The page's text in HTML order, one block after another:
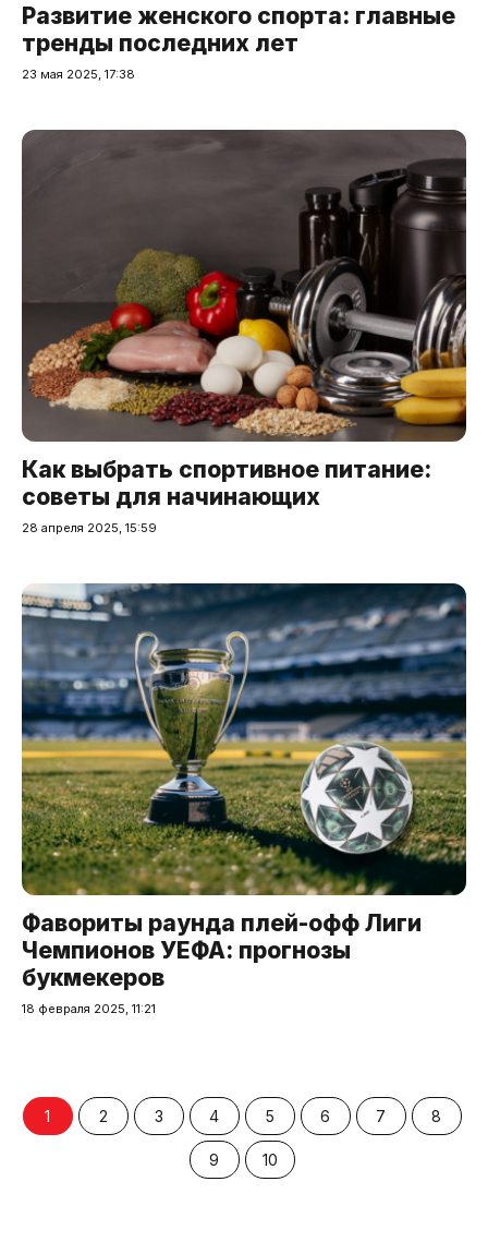
Развитие женского спорта: главные
тренды последних лет
23 мая 2025, 17:38
Как выбрать спортивное питание:
советы для начинающих
28 апреля 2025, 15:59
Фавориты раунда плей-офф Лиги
Чемпионов УЕФА: прогнозы
букмекеров
18 февраля 2025, 11:21
1 2 3 4 5 6 7 8
9 10